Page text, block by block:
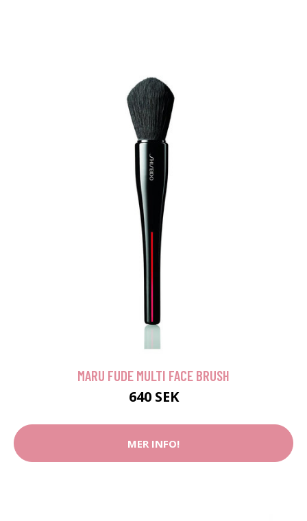
MARU FUDE MULTI FACE BRUSH
640 SEK
MER INFO!